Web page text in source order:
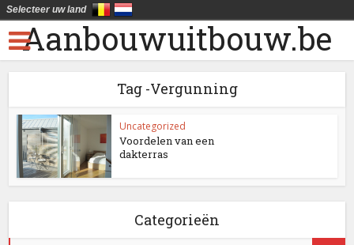
Aanbouwuitbouw.be
Tag -Vergunning
Uncategorized
Voordelen van een
dakterras
Categorieën
Selecteer uw land